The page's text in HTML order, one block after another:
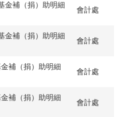
金補（捐）助明細
會計處
金補（捐）助明細
會計處
補（捐）助明細
會計處
補（捐）助明細
會計處